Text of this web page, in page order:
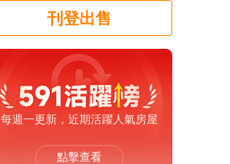
刊登出售
每週一更新，近期活躍人氣房屋
點擊查看